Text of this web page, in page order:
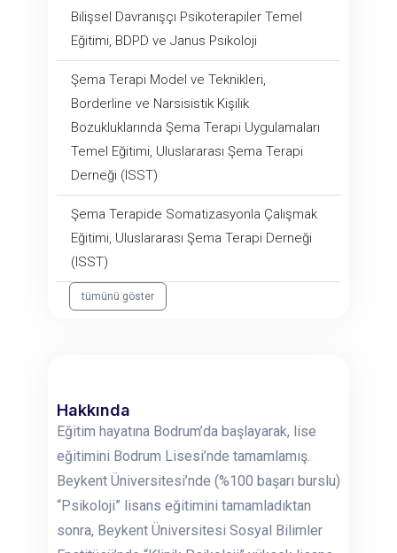
Bilişsel Davranışçı Psikoterapiler Temel
Eğitimi, BDPD ve Janus Psikoloji
Şema Terapi Model ve Teknikleri,
Borderline ve Narsisistik Kişilik
Bozukluklarında Şema Terapi Uygulamaları
Temel Eğitimi, Uluslararası Şema Terapi
Derneği (ISST)
Şema Terapide Somatizasyonla Çalışmak
Eğitimi, Uluslararası Şema Terapi Derneği
(ISST)
tümünü göster
Hakkında
Eğitim hayatına Bodrum’da başlayarak, lise
eğitimini Bodrum Lisesi’nde tamamlamış.
Beykent Üniversitesi’nde (%100 başarı burslu)
“Psikoloji” lisans eğitimini tamamladıktan
sonra, Beykent Üniversitesi Sosyal Bilimler